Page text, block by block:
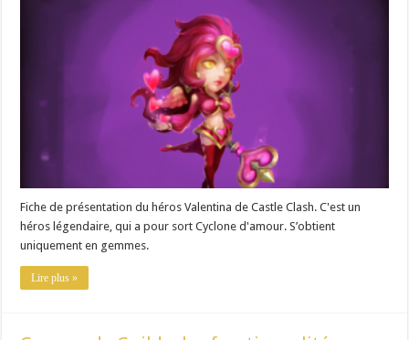
Fiche de présentation du héros Valentina de Castle Clash. C'est un
héros légendaire, qui a pour sort Cyclone d'amour. S’obtient
uniquement en gemmes.
Lire plus »